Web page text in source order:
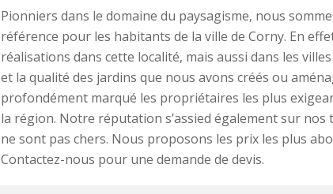
Pionniers dans le domaine du paysagisme, nous
référence pour les habitants de la ville de Corny. En
réalisations dans cette localité, mais aussi dans les
et la qualité des jardins que nous avons créés ou
profondément marqué les propriétaires les plus
la région. Notre réputation s’assied également sur nos
ne sont pas chers. Nous proposons les prix les plus
Contactez-nous pour une demande de devis.